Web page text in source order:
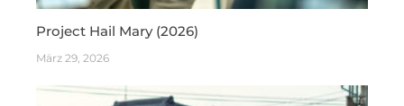
Project Hail Mary (2026)
März 29, 2026